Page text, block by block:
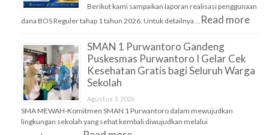
Berikut kami sampaikan laporan realisasi penggunaan
dana BOS Reguler tahap 1 tahun 2026. Untuk detailnya …
Read more
SMAN 1 Purwantoro Gandeng
Puskesmas Purwantoro I Gelar Cek
Kesehatan Gratis bagi Seluruh Warga
Sekolah
Agustus 3, 2026
SMA MEWAH-Komitmen SMAN 1 Purwantoro dalam mewujudkan
lingkungan sekolah yang sehat kembali diwujudkan melalui